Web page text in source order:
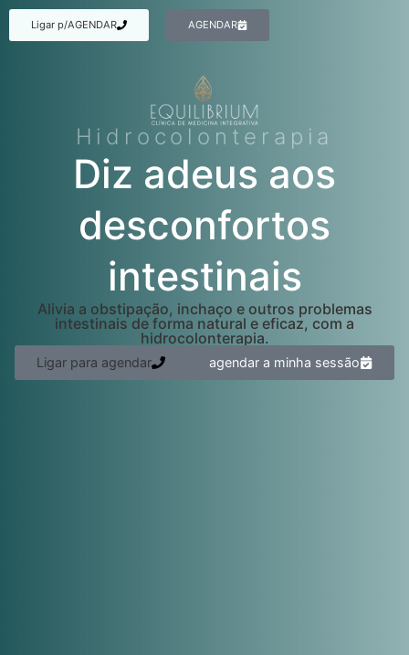
Hidrocolonterapia
Diz adeus aos
desconfortos
intestinais
Alivia a obstipação, inchaço e outros problemas
intestinais de forma natural e eficaz, com a
hidrocolonterapia.
Ligar para agendar agendar a minha sessão
Ligar p/AGENDAR AGENDAR